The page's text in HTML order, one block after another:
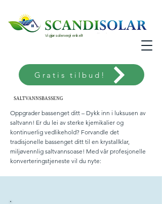
Vi gjør solenergi enkelt
Gratis tilbud!
SALTVANNSBASSENG
SALTVANNSBASSENG
Oppgrader bassenget ditt – Dykk inn i luksusen av
saltvann! Er du lei av sterke kjemikalier og
kontinuerlig vedlikehold? Forvandle det
tradisjonelle bassenget ditt til en krystallklar,
miljøvennlig saltvannsoase! Med vår profesjonelle
konverteringstjeneste vil du nyte: